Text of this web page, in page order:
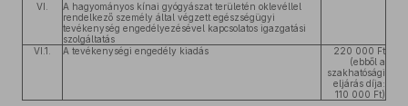
VI.
A hagyományos kínai gyógyászat területén oklevéllel
rendelkező személy által végzett egészségügyi
tevékenység engedélyezésével kapcsolatos igazgatási
szolgáltatás
VI.1.
A tevékenységi engedély kiadás
220 000 Ft
(ebből a
szakhatósági
eljárás díja:
110 000 Ft)